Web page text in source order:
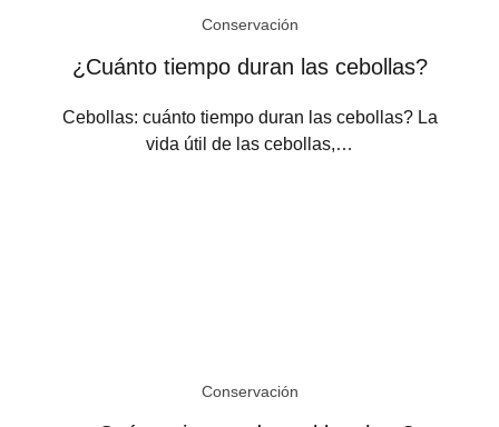
Conservación
¿Cuánto tiempo duran las cebollas?
Cebollas: cuánto tiempo duran las cebollas? La
vida útil de las cebollas,…
Conservación